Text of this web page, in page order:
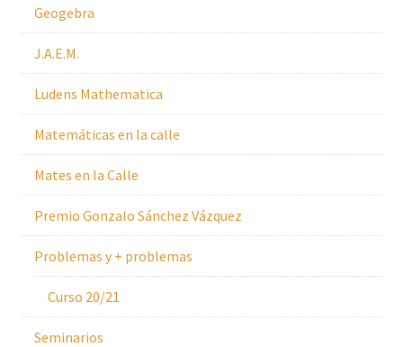
Geogebra
J.A.E.M.
Ludens Mathematica
Matemáticas en la calle
Mates en la Calle
Premio Gonzalo Sánchez Vázquez
Problemas y + problemas
Curso 20/21
Seminarios